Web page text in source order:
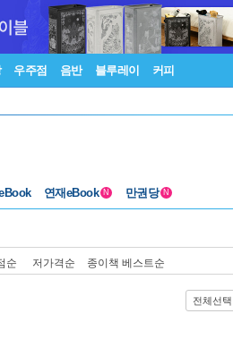
우주점 음반 블루레이 커피
연재eBook N 만권당 N
순 저가격순 종이책 베스트순
전체선택